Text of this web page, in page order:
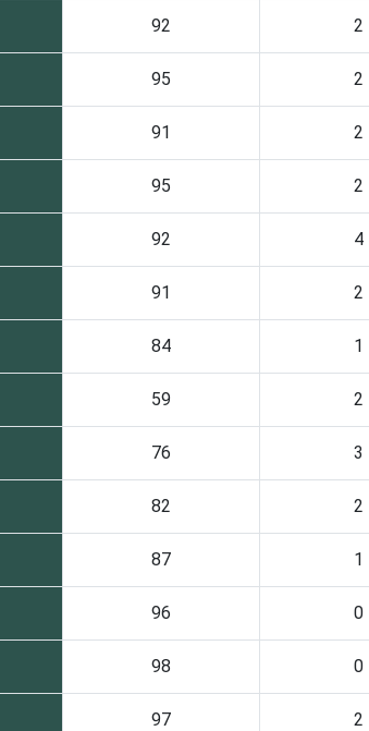
92 2
95 2
91 2
95 2
92 4
91 2
84 1
59 2
76 3
82 2
87 1
96 0
98 0
97 2